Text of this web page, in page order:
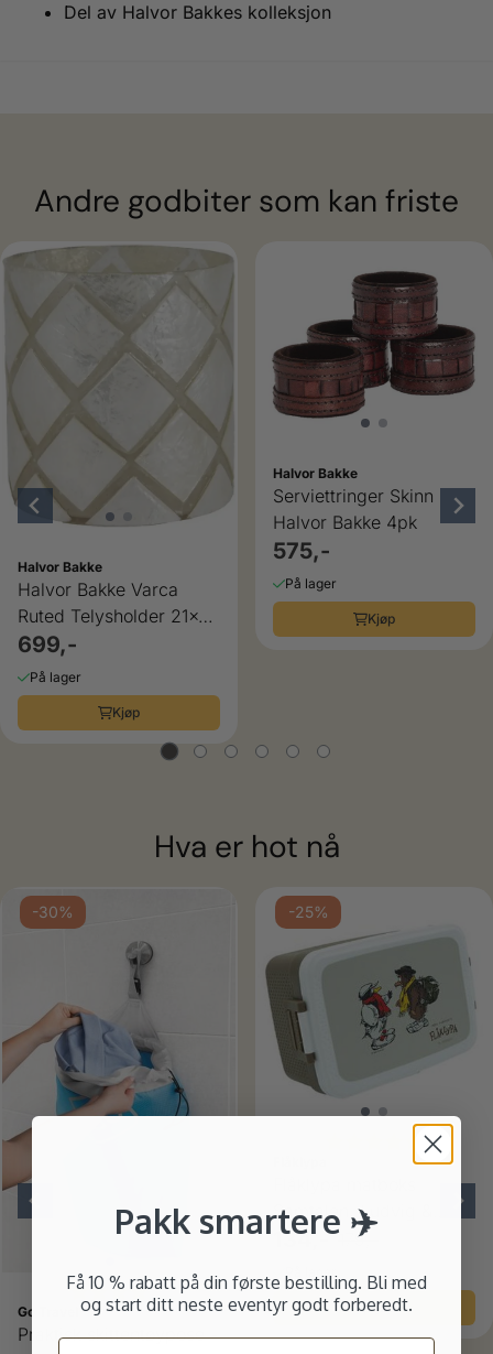
Del av Halvor Bakkes kolleksjon
Andre godbiter som kan friste
Halvor Bakke
Halvor Bakke Varca
Ruted Telysholder 21x15
Hvit/Creme Capiz
699,-
På lager
Kjøp
Halvor Bakke
Serviettringer Skinn
Halvor Bakke 4pk
575,-
På lager
Kjøp
Hva er hot nå
-30%
Karakter: 4.0 av 5 mulige
Go Travel
Praktisk skittentøypose -
-25%
5.0 av
Samtalen, Ludvig &
Solan
134,- 179,-
Kjøp
Pakk smartere ✈️
Få 10 % rabatt på din første bestilling. Bli med
og start ditt neste eventyr godt forberedt.
Email